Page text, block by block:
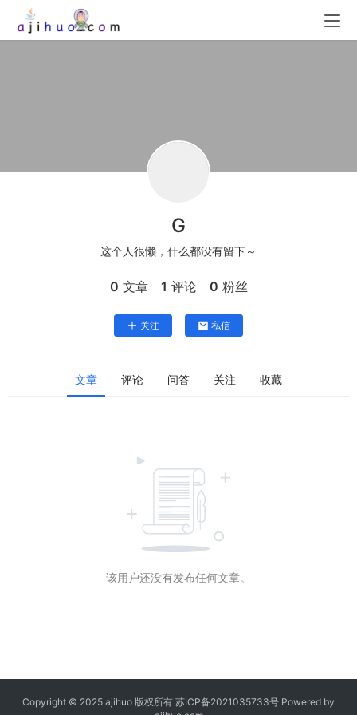
G
这个人很懒，什么都没有留下～
0 文章 1 评论 0 粉丝
关注 私信
文章 评论 问答 关注 收藏
该用户还没有发布任何文章。
Copyright © 2025 ajihuo 版权所有 苏ICP备2021035733号 Powered by